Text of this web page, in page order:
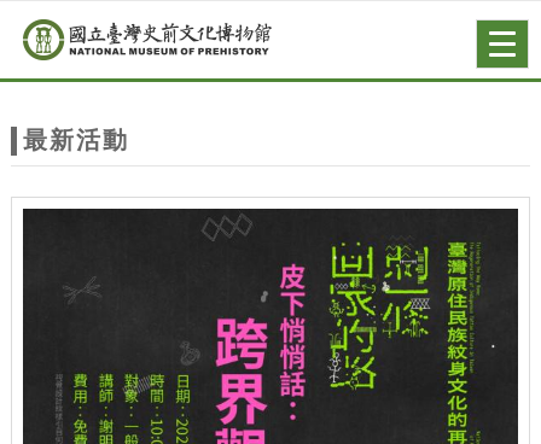
站
主
跳到主要內容
網站導覽
最新活動